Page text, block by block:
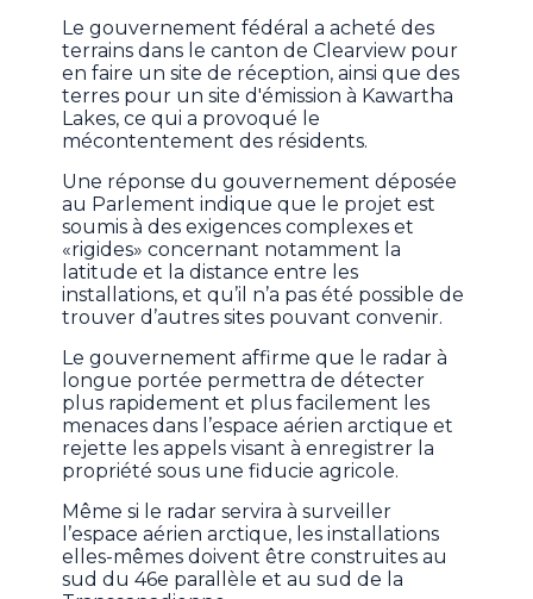
Le gouvernement fédéral a acheté des
terrains dans le canton de Clearview pour
en faire un site de réception, ainsi que des
terres pour un site d'émission à Kawartha
Lakes, ce qui a provoqué le
mécontentement des résidents.
Une réponse du gouvernement déposée
au Parlement indique que le projet est
soumis à des exigences complexes et
«rigides» concernant notamment la
latitude et la distance entre les
installations, et qu’il n’a pas été possible de
trouver d’autres sites pouvant convenir.
Le gouvernement affirme que le radar à
longue portée permettra de détecter
plus rapidement et plus facilement les
menaces dans l’espace aérien arctique et
rejette les appels visant à enregistrer la
propriété sous une fiducie agricole.
Même si le radar servira à surveiller
l’espace aérien arctique, les installations
elles-mêmes doivent être construites au
sud du 46e parallèle et au sud de la